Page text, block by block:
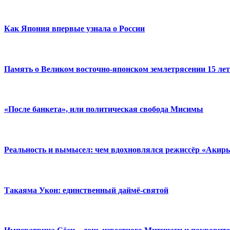
Как Япония впервые узнала о России
Память о Великом восточно-японском землетрясении 15
«После банкета», или политическая свобода Мисимы
Реальность и вымысел: чем вдохновлялся режиссёр
Такаяма Укон: единственный даймё-святой